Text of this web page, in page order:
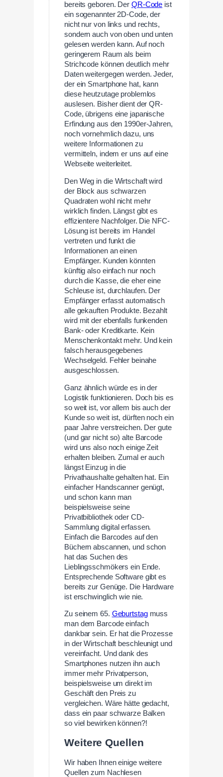
bereits geboren. Der QR-Code ist
ein sogenannter 2D-Code, der
nicht nur von links und rechts,
sondern auch von oben und unten
gelesen werden kann. Auf noch
geringerem Raum als beim
Strichcode können deutlich mehr
Daten weitergegen werden. Jeder,
der ein Smartphone hat, kann
diese heutzutage problemlos
auslesen. Bisher dient der QR-
Code, übrigens eine japanische
Erfindung aus den 1990er-Jahren,
noch vornehmlich dazu, uns
weitere Informationen zu
vermitteln, indem er uns auf eine
Webseite weiterleitet.
Den Weg in die Wirtschaft wird
der Block aus schwarzen
Quadraten wohl nicht mehr
wirklich finden. Längst gibt es
effizientere Nachfolger. Die NFC-
Lösung ist bereits im Handel
vertreten und funkt die
Informationen an einen
Empfänger. Kunden könnten
künftig also einfach nur noch
durch die Kasse, die eher eine
Schleuse ist, durchlaufen. Der
Empfänger erfasst automatisch
alle gekauften Produkte. Bezahlt
wird mit der ebenfalls funkenden
Bank- oder Kreditkarte. Kein
Menschenkontakt mehr. Und kein
falsch herausgegebenes
Wechselgeld. Fehler beinahe
ausgeschlossen.
Ganz ähnlich würde es in der
Logistik funktionieren. Doch bis es
so weit ist, vor allem bis auch der
Kunde so weit ist, dürften noch ein
paar Jahre verstreichen. Der gute
(und gar nicht so) alte Barcode
wird uns also noch einige Zeit
erhalten bleiben. Zumal er auch
längst Einzug in die
Privathaushalte gehalten hat. Ein
einfacher Handscanner genügt,
und schon kann man
beispielsweise seine
Privatbibliothek oder CD-
Sammlung digital erfassen.
Einfach die Barcodes auf den
Büchern abscannen, und schon
hat das Suchen des
Lieblingsschmökers ein Ende.
Entsprechende Software gibt es
bereits zur Genüge. Die Hardware
ist erschwinglich wie nie.
Zu seinem 65. Geburtstagmuss
man dem Barcode einfach
dankbar sein. Er hat die Prozesse
in der Wirtschaft beschleunigt und
vereinfacht. Und dank des
Smartphones nutzen ihn auch
immer mehr Privatperson,
beispielsweise um direkt im
Geschäft den Preis zu
vergleichen. Wäre hätte gedacht,
dass ein paar schwarze Balken
so viel bewirken können?!
Weitere Quellen
Wir haben Ihnen einige weitere
Quellen zum Nachlesen